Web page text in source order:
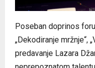
Poseban doprinos
„Dekodiranje mržnje“,
predavanje Lazara